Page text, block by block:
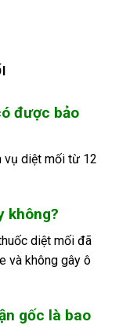
được bảo
vụ diệt mối từ 12
không?
diệt mối đã
và không gây ô
gốc là bao